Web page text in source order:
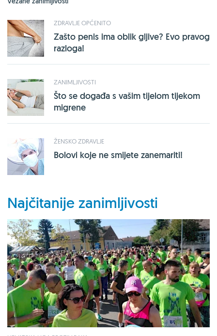
ZDRAVLJE OPĆENITO
Zašto penis ima oblik gljive? Evo pravog
razloga!
ZANIMLJIVOSTI
Što se događa s vašim tijelom tijekom
migrene
ŽENSKO ZDRAVLJE
Bolovi koje ne smijete zanemariti!
Najčitanije zanimljivosti